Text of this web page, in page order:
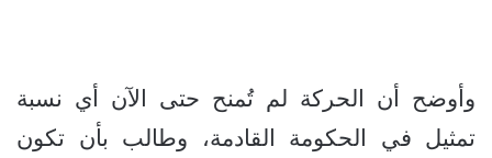
وأوضح أن الحركة لم تُمنح حتى الآن أي نسبة
تمثيل في الحكومة القادمة، وطالب بأن تكون